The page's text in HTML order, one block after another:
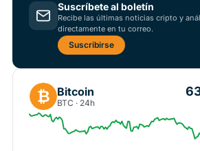
Suscríbete al boletín
Recibe las últimas noticias cripto y
directamente en tu correo.
Suscribirse
₿ Bitcoin
BTC · 24h